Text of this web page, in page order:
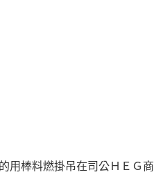
用棒料燃掛吊在司公ＨＥＧ商